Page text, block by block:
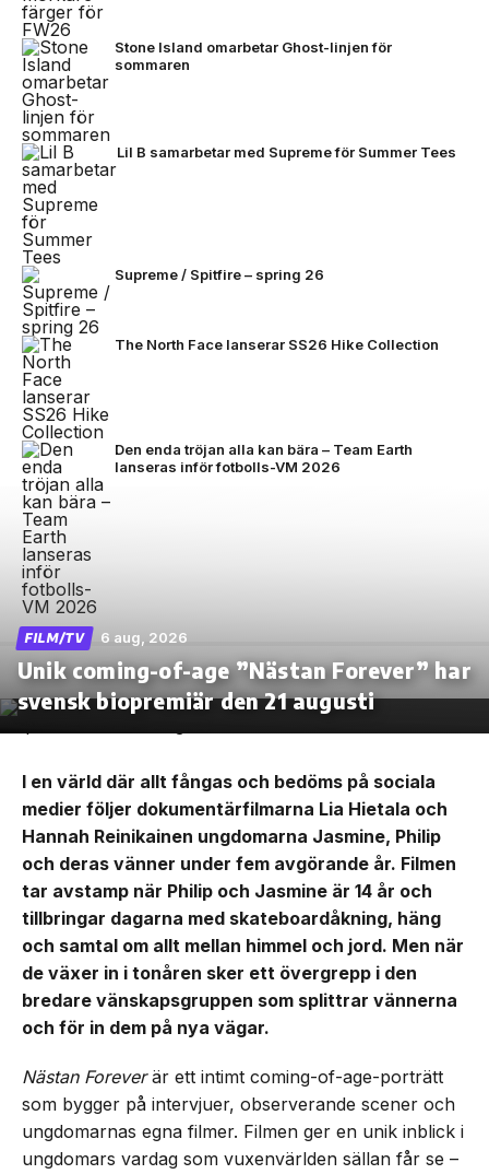
Stone Island omarbetar Ghost-linjen för
sommaren
Lil B samarbetar med Supreme för Summer Tees
Supreme / Spitfire – spring 26
The North Face lanserar SS26 Hike Collection
Den enda tröjan alla kan bära – Team Earth
lanseras inför fotbolls-VM 2026
FILM/TV 6 aug, 2026
Unik coming-of-age ”Nästan Forever” har
svensk biopremiär den 21 augusti
I en värld där allt fångas och bedöms på sociala
medier följer dokumentärfilmarna Lia Hietala och
Hannah Reinikainen ungdomarna Jasmine, Philip
och deras vänner under fem avgörande år. Filmen
tar avstamp när Philip och Jasmine är 14 år och
tillbringar dagarna med skateboardåkning, häng
och samtal om allt mellan himmel och jord. Men när
de växer in i tonåren sker ett övergrepp i den
bredare vänskapsgruppen som splittrar vännerna
och för in dem på nya vägar.
Nästan Foreverär ett intimt coming-of-age-porträtt
som bygger på intervjuer, observerande scener och
ungdomarnas egna filmer. Filmen ger en unik inblick i
ungdomars vardag som vuxenvärlden sällan får se –